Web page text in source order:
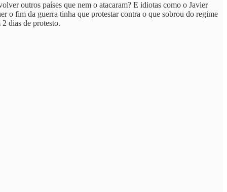
outros países que nem o atacaram? E idiotas como o Javier
o fim da guerra tinha que protestar contra o que sobrou do regime
dias de protesto.